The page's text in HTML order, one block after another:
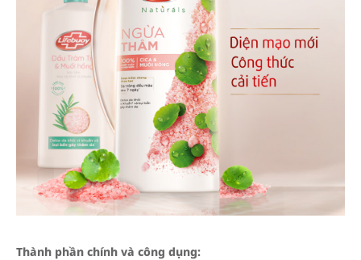
Thành phần chính và công dụng: